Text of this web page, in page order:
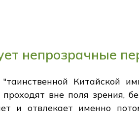
непрозрачные
Китайской
вне поля зрения,
и отвлекает именно